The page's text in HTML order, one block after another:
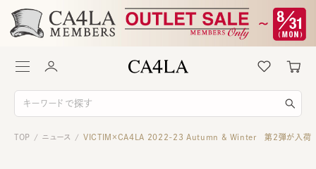
TOP / ニュース / VICTIM×CA4LA 2022-23 Autumn & Winter 第2弾が入荷